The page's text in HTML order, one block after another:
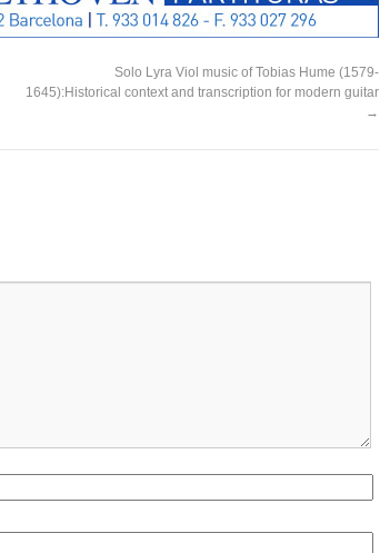
Solo Lyra Viol music of Tobias Hume (1579-
1645):Historical context and transcription for modern guitar
→